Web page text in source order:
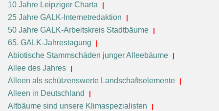
10 Jahre Leipziger Charta
25 Jahre GALK-Internetredaktion
50 Jahre GALK-Arbeitskreis Stadtbäume
65. GALK-Jahrestagung
Abiotische Stammschäden junger Alleebäume
Allee des Jahres
Alleen als schützenswerte Landschaftselemente
Alleen in Deutschland
Altbäume sind unsere Klimaspezialisten